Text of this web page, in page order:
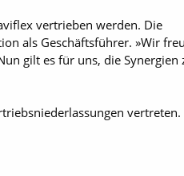
vertrieben werden. Die
als Geschäftsführer. »Wir
gilt es für uns, die Synergien
vertreten.